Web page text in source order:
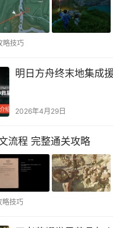
略技巧
明日方舟终末地集成
2026年4月29日
流程 完整通关攻略
略技巧